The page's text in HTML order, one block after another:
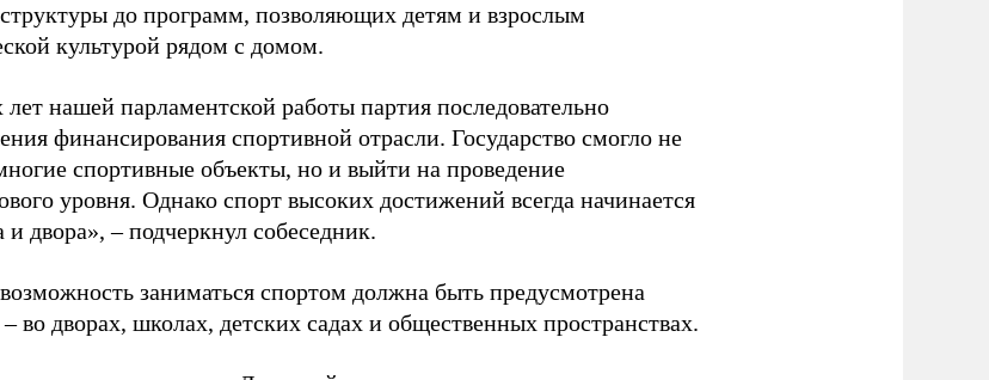
до программ, позволяющих детям и взрослым
культурой рядом с домом.
нашей парламентской работы партия последовательно
финансирования спортивной отрасли. Государство смогло не
спортивные объекты, но и выйти на проведение
уровня. Однако спорт высоких достижений всегда начинается
и двора», – подчеркнул собеседник.
заниматься спортом должна быть предусмотрена
во дворах, школах, детских садах и общественных пространствах.